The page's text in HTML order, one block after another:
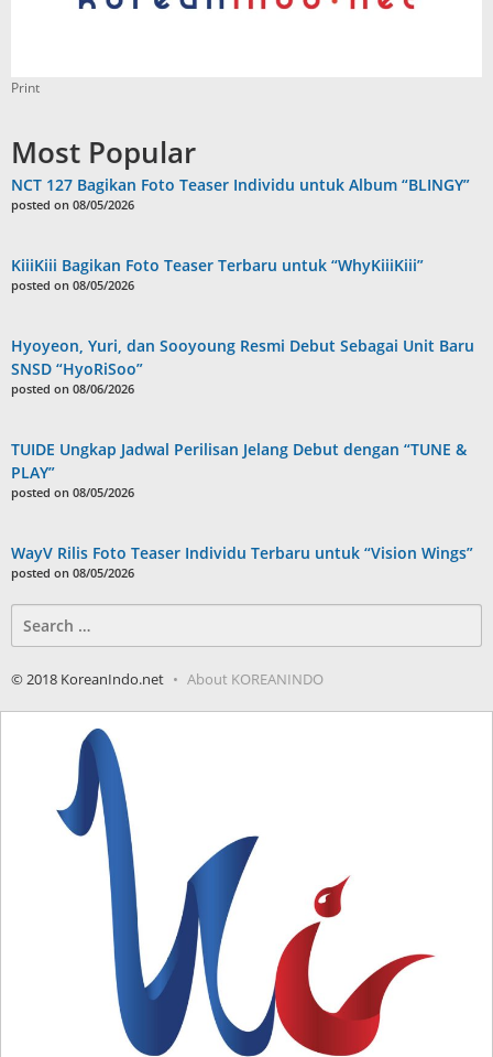
Print
Most Popular
NCT 127 Bagikan Foto Teaser Individu untuk Album “BLINGY”
posted on 08/05/2026
KiiiKiii Bagikan Foto Teaser Terbaru untuk “WhyKiiiKiii”
posted on 08/05/2026
Hyoyeon, Yuri, dan Sooyoung Resmi Debut Sebagai Unit Baru
SNSD “HyoRiSoo”
posted on 08/06/2026
TUIDE Ungkap Jadwal Perilisan Jelang Debut dengan “TUNE &
PLAY”
posted on 08/05/2026
WayV Rilis Foto Teaser Individu Terbaru untuk “Vision Wings”
posted on 08/05/2026
for:
© 2018 KoreanIndo.net About KOREANINDO